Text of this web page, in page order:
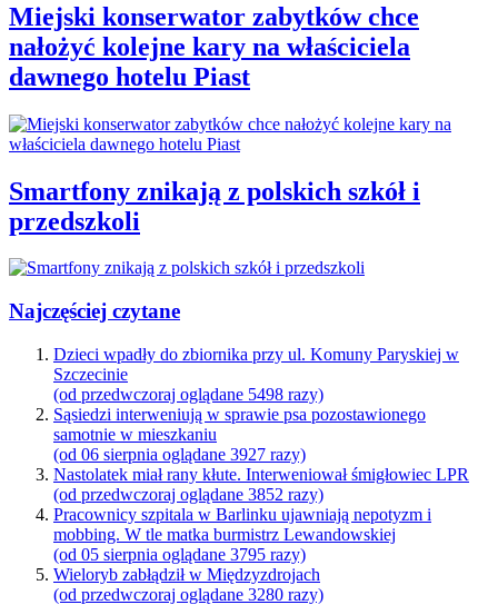
Miejski konserwator zabytków chce
nałożyć kolejne kary na właściciela
dawnego hotelu Piast
Smartfony znikają z polskich szkół i
przedszkoli
Najczęściej czytane
Dzieci wpadły do zbiornika przy ul. Komuny Paryskiej w
Szczecinie
(od przedwczoraj oglądane 5498 razy)
Sąsiedzi interweniują w sprawie psa pozostawionego
samotnie w mieszkaniu
(od 06 sierpnia oglądane 3927 razy)
Nastolatek miał rany kłute. Interweniował śmigłowiec LPR
(od przedwczoraj oglądane 3852 razy)
Pracownicy szpitala w Barlinku ujawniają nepotyzm i
mobbing. W tle matka burmistrz Lewandowskiej
(od 05 sierpnia oglądane 3795 razy)
Wieloryb zabłądził w Międzyzdrojach
(od przedwczoraj oglądane 3280 razy)